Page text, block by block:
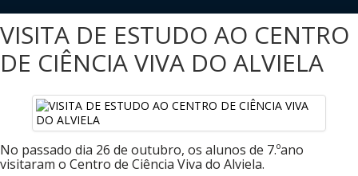
VISITA DE ESTUDO AO CENTRO
DE CIÊNCIA VIVA DO ALVIELA
No passado dia 26 de outubro, os alunos de 7.ºano
visitaram o Centro de Ciência Viva do Alviela.